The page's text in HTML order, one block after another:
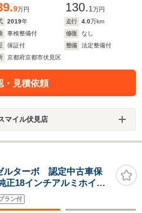
9万円 130. 1万円
2019年 走行 4.0万km
車検整備付 修復
なし
保証付 整備
法定整備付
京都府京都市伏見区
・見積依頼
マイル伏見店
ルターボ 認定中古車保
正18インチアルミホイー
ライト/バックモニター/
ーフレール
ラン付